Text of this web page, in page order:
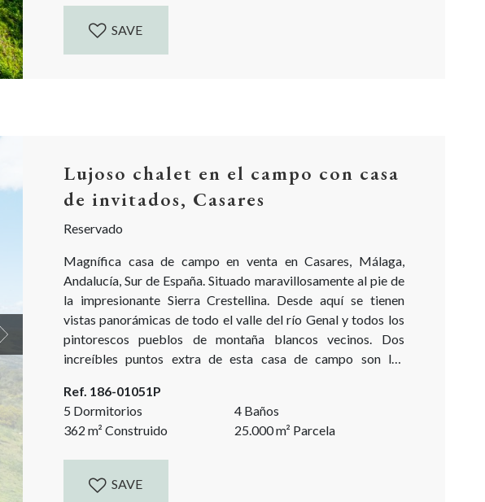
SAVE
Next
Lujoso chalet en el campo con casa
de invitados, Casares
Reservado
Magnífica casa de campo en venta en Casares, Málaga,
Andalucía, Sur de España. Situado maravillosamente al pie de
la impresionante Sierra Crestellina. Desde aquí se tienen
vistas panorámicas de todo el valle del río Genal y todos los
pintorescos pueblos de montaña blancos vecinos. Dos
increíbles puntos extra de esta casa de campo son los
a casa y pasar tiempo...
Ref. 186-01051P
5 Dormitorios
4 Baños
362 m² Construido 25.000m² Parcela
SAVE